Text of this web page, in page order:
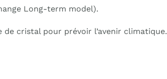
Long-term model).
de cristal pour prévoir l’avenir climatique.